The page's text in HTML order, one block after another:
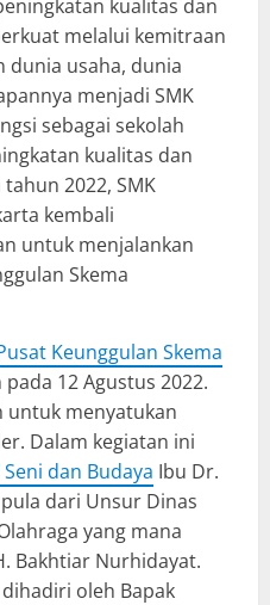
kualitas dan
melalui kemitraan
dunia usaha, dunia
menjadi SMK
sebagai sekolah
kualitas dan
2022, SMK
kembali
untuk menjalankan
Skema
Keunggulan Skema
12 Agustus 2022.
untuk menyatukan
Dalam kegiatan ini
Seni dan Budaya Ibu Dr.
dari Unsur Dinas
yang mana
Bakhtiar Nurhidayat.
oleh Bapak